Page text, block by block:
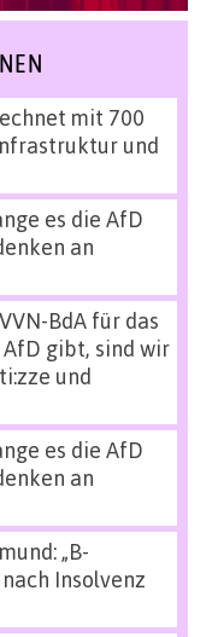
mit 700
und
es die AfD
an
BdA für das
AfD gibt, sind wir
und
es die AfD
an
„B-
Insolvenz